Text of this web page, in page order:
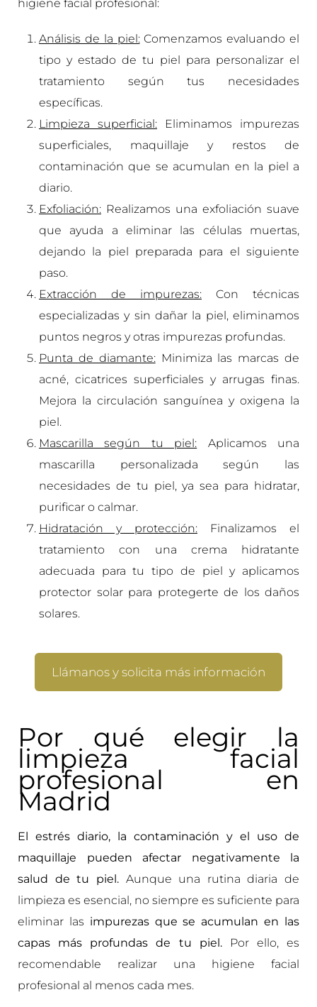
higiene facial profesional:
Análisis de la piel:Comenzamos evaluando el
tipo y estado de tu piel para personalizar el
tratamiento según tus necesidades
específicas.
Limpieza superficial: Eliminamos impurezas
superficiales, maquillaje y restos de
contaminación que se acumulan en la piel a
diario.
Exfoliación: Realizamos una exfoliación suave
que ayuda a eliminar las células muertas,
dejando la piel preparada para el siguiente
paso.
Extracción de impurezas: Con técnicas
especializadas y sin dañar la piel, eliminamos
puntos negros y otras impurezas profundas.
Punta de diamante:Minimiza las marcas de
acné, cicatrices superficiales y arrugas finas.
Mejora la circulación sanguínea y oxigena la
piel.
Mascarilla según tu piel: Aplicamos una
mascarilla personalizada según las
necesidades de tu piel, ya sea para hidratar,
purificar o calmar.
Hidratación y protección: Finalizamos el
tratamiento con una crema hidratante
adecuada para tu tipo de piel y aplicamos
protector solar para protegerte de los daños
solares.
Llámanos y solicita más información
Por qué elegir la
limpieza facial
profesional en
Madrid
El estrés diario, la contaminación y el uso de
maquillaje pueden afectar negativamente la
salud de tu piel.Aunque una rutina diaria de
limpieza es esencial, no siempre es suficiente para
eliminar las impurezas que se acumulan en las
capas más profundas de tu piel.Por ello, es
recomendable realizar una higiene facial
profesional al menos cada mes.